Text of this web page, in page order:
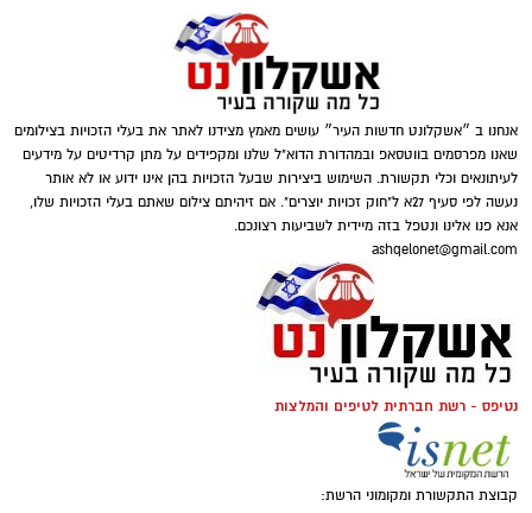
למעשה תאריך הלכתי במדינת ישראל, כזה
שנחגג עוד לפני הקמת המדינה. בעידן
המודרני של היום, מועד טו בשבט נחשב לחג
חקלאי אשר גורם למגוון רחב של אנשים לרוץ
ולטייל בחיק הטבע על מנת לנטוע עצים
ולהרגיש שייכות לאדמה ולאותה תקופה
עתיקה שתעניק לנו את האפשרות להתחבר
מחדש אל המסורת של העם היהודי. כמו כן,
מנהג שהפך נפוץ יותר ויותר עם השנים הוא
הענקת מתנות לטו בשבט שכן, במטרה
להבטיח שאתם מבצעים את הבחירה
המדויקת ביותר, ריכזנו עבורכם את כל מה
שתצטרכו לדעת בנושא.
אנחנו ב ״אשקלונט חדשות העיר״ עושים מאמץ מצידנו לאתר את בעלי הזכויות בצילומים
שאנו מפרסמים בווטסאפ ובמהדורת הדוא"ל שלנו ומקפידים על מתן קרדיטים על מידעים
לעיתונאים וכלי תקשורת. השימוש ביצירות שבעל הזכויות בהן אינו ידוע או לא אותר
נעשה לפי סעיף 27א ל"חוק זכויות יוצרים". אם זיהיתם צילום שאתם בעלי הזכויות שלו,
אנא פנו אלינו ונטפל בזה מיידית לשביעות רצונכם.
ashqelonet@gmail.com
נטיפס - רשת חברתית לטיפים והמלצות
קבוצת התקשורת ומקומוני הרשת: